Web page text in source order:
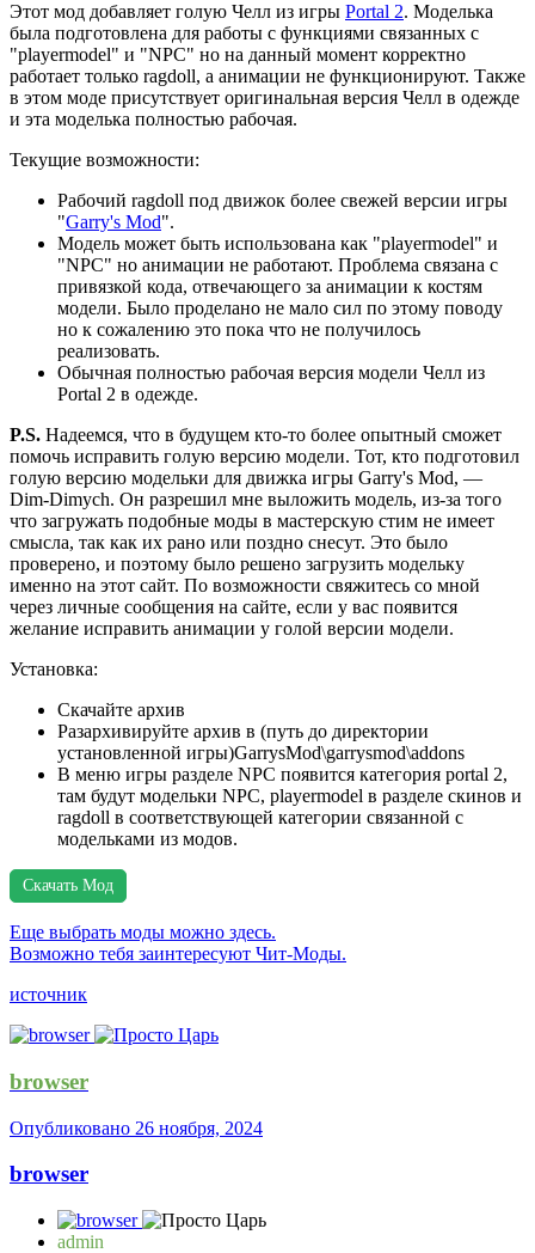
Этот мод добавляет голую Челл из игры Portal 2. Моделька
была подготовлена для работы с функциями связанных с
"playermodel" и "NPC" но на данный момент корректно
работает только ragdoll, а анимации не функционируют. Также
в этом моде присутствует оригинальная версия Челл в одежде
и эта моделька полностью рабочая.
Текущие возможности:
Рабочий ragdoll под движок более свежей версии игры
"Garry's Mod".
Модель может быть использована как "playermodel" и
"NPC" но анимации не работают. Проблема связана с
привязкой кода, отвечающего за анимации к костям
модели. Было проделано не мало сил по этому поводу
но к сожалению это пока что не получилось
реализовать.
Обычная полностью рабочая версия модели Челл из
Portal 2 в одежде.
P.S. Надеемся, что в будущем кто-то более опытный сможет
помочь исправить голую версию модели. Тот, кто подготовил
голую версию модельки для движка игры Garry's Mod, —
Dim-Dimych. Он разрешил мне выложить модель, из-за того
что загружать подобные моды в мастерскую стим не имеет
смысла, так как их рано или поздно снесут. Это было
проверено, и поэтому было решено загрузить модельку
именно на этот сайт. По возможности свяжитесь со мной
через личные сообщения на сайте, если у вас появится
желание исправить анимации у голой версии модели.
Установка:
Скачайте архив
Разархивируйте архив в (путь до директории
установленной игры)GarrysMod\garrysmod\addons
В меню игры разделе NPC появится категория portal 2,
там будут модельки NPC, playermodel в разделе скинов и
ragdoll в соответствующей категории связанной с
модельками из модов.
Скачать Мод
Еще выбрать моды можно здесь.
Возможно тебя заинтересуют Чит-Моды.
источник
browser
Опубликовано 26 ноября, 2024
browser
admin